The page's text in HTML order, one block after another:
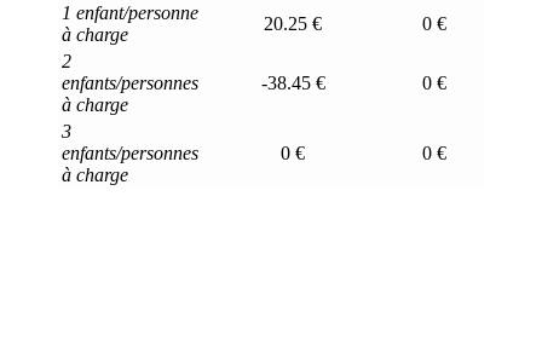
1 enfant/personne
à charge
20.25 €
0 €
2
enfants/personnes
à charge
-38.45 € 0 €
3
enfants/personnes
à charge
0 € 0 €